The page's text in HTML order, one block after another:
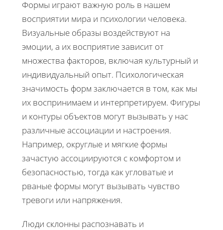
Формы играют важную роль в нашем
восприятии мира и психологии человека.
Визуальные образы воздействуют на
эмоции, а их восприятие зависит от
множества факторов, включая культурный и
индивидуальный опыт. Психологическая
значимость форм заключается в том, как мы
их воспринимаем и интерпретируем. Фигуры
и контуры объектов могут вызывать у нас
различные ассоциации и настроения.
Например, округлые и мягкие формы
зачастую ассоциируются с комфортом и
безопасностью, тогда как угловатые и
рваные формы могут вызывать чувство
тревоги или напряжения.
Люди склонны распознавать и